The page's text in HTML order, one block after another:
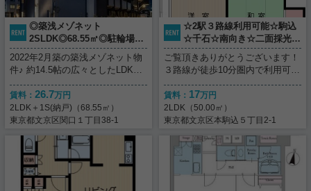
◎築浅メゾネット
2SLDK◎68.55㎡◎駐輪場2
台無料◎設備充実◎
2022年2月築の築浅メゾネット物
件♪ 約14.5帖の広々としたLDKと
ローゼット、約2.0帖のサービス
ルームなど収納スペース充実◎
駐輪場2台無料もポイント♪ 周辺
グストア等ございますので快適に
お住まい頂けます！ 物件詳細や
その他ご不明点等ぜひお気軽にお
問い合わせくださいませ♪
賃料： 26.7万円
2LDK＋1S(納戸)（68.55㎡）
東京都文京区関口１丁目38-1
☆2駅３路線利用可能☆駒込
☆千石☆南向き☆二面採光
☆2LDK☆
ご覧頂きありがとうございます！
３路線が徒歩10分圏内で利用可
境！ 二面採光で明るい室内の
2LDKのお部屋です！ ◎物件ポイ
ント◎ ●２面採光 ●日当り・通
納あり ●女性に嬉しい独立洗面化
粧台 ●光ケーブルあり ●エアコン
付き ●バストイレ別 そのほか詳
細につきましてはお問い合わせく
賃料： 17万円
2LDK（50.00㎡）
東京都文京区本駒込５丁目2-1